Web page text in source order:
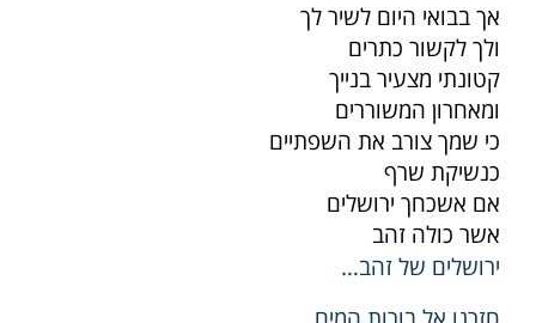
אך בבואי היום לשיר לך
ולך לקשור כתרים
קטונתי מצעיר בנייך
ומאחרון המשוררים
כי שמך צורב את השפתיים
כנשיקת שרף
אם אשכחך ירושלים
אשר כולה זהב
ירושלים של זהב…